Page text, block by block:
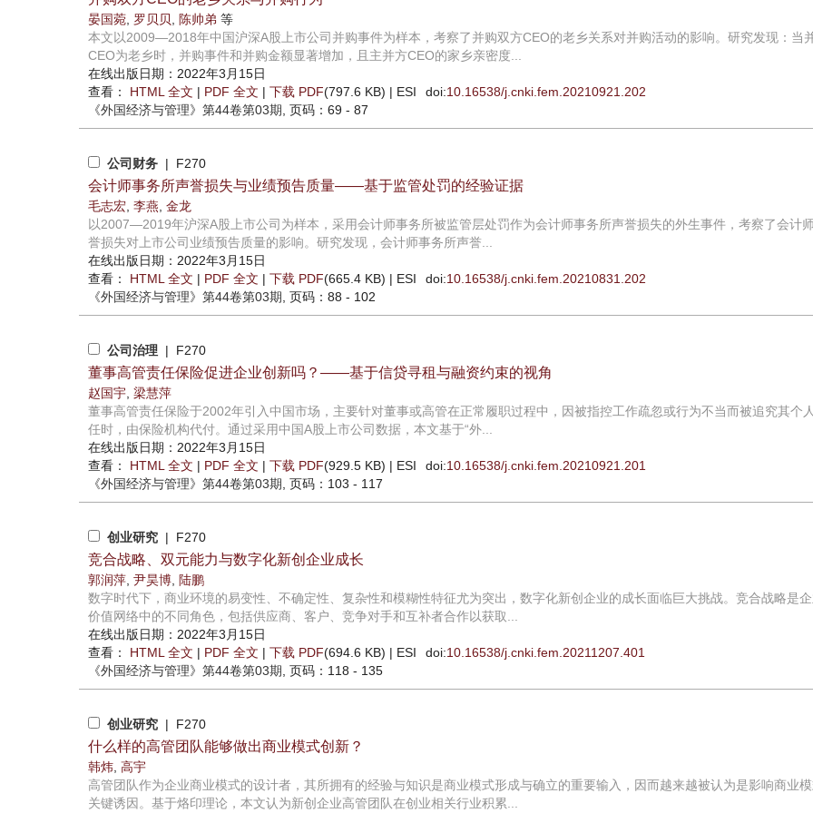
晏国菀 罗贝贝 陈帅弟 等
本文以2009—2018年中国沪深A股上市公司并购事件为样本，考察了并购双方CEO的老乡关系对并购活动的影响。研究发现：当
CEO为老乡时，并购事件和并购金额显著增加，且主并方CEO的家乡亲密度...
在线出版日期：2022年3月15日
查看： HTML 全文 | PDF 全文 | 下载 PDF(797.6 KB) | ESI doi:10.16538/j.cnki.fem.20210921.202
《外国经济与管理》 第44卷第03期 , 页码：69 - 87
公司财务 | F270
会计师事务所声誉损失与业绩预告质量——基于监管处罚的经验证据
毛志宏 李燕 金龙
以2007—2019年沪深A股上市公司为样本，采用会计师事务所被监管层处罚作为会计师事务所声誉损失的外生事件，考察了会计
誉损失对上市公司业绩预告质量的影响。研究发现，会计师事务所声誉...
在线出版日期：2022年3月15日
查看： HTML 全文 | PDF 全文 | 下载 PDF(665.4 KB) | ESI doi:10.16538/j.cnki.fem.20210831.202
《外国经济与管理》 第44卷第03期 , 页码：88 - 102
公司治理 | F270
董事高管责任保险促进企业创新吗？——基于信贷寻租与融资约束的视角
赵国宇 梁慧萍
董事高管责任保险于2002年引入中国市场，主要针对董事或高管在正常履职过程中，因被指控工作疏忽或行为不当而被追究其个
任时，由保险机构代付。通过采用中国A股上市公司数据，本文基于“外...
在线出版日期：2022年3月15日
查看： HTML 全文 | PDF 全文 | 下载 PDF(929.5 KB) | ESI doi:10.16538/j.cnki.fem.20210921.201
《外国经济与管理》 第44卷第03期 , 页码：103 - 117
创业研究 | F270
竞合战略、双元能力与数字化新创企业成长
郭润萍 尹昊博 陆鹏
数字时代下，商业环境的易变性、不确定性、复杂性和模糊性特征尤为突出，数字化新创企业的成长面临巨大挑战。竞合战略是
价值网络中的不同角色，包括供应商、客户、竞争对手和互补者合作以获取...
在线出版日期：2022年3月15日
查看： HTML 全文 | PDF 全文 | 下载 PDF(694.6 KB) | ESI doi:10.16538/j.cnki.fem.20211207.401
《外国经济与管理》 第44卷第03期 , 页码：118 - 135
创业研究 | F270
什么样的高管团队能够做出商业模式创新？
韩炜 高宇
高管团队作为企业商业模式的设计者，其所拥有的经验与知识是商业模式形成与确立的重要输入，因而越来越被认为是影响商业
关键诱因。基于烙印理论，本文认为新创企业高管团队在创业相关行业积累...